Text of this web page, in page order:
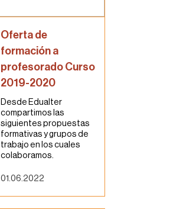
Oferta de
formación a
profesorado Curso
2019-2020
Desde Edualter
compartimos las
siguientes propuestas
formativas y grupos de
trabajo en los cuales
colaboramos.
01.06.2022